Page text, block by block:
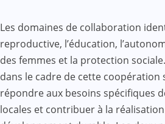
Les domaines de collaboration
reproductive, l’éducation,
des femmes et la protection
dans le cadre de cette
répondre aux besoins spécifiques
locales et contribuer à la